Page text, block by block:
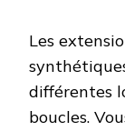
Les
différentes
boucles.